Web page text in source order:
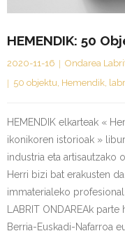
HEMENDIK: 50
2020-11-16 Ondarea
50 objektu, Hemendik,
HEMENDIK elkarteak «
ikonikoren istorioak »
industria eta artisautzako
Herri bizi bat erakusten
immaterialeko
LABRIT ONDAREAk
Berria-Euskadi-Nafarroa